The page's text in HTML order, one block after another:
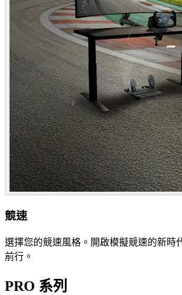
競速
選擇您的競速風格。開啟模擬競速的新時
前行。
PRO 系列